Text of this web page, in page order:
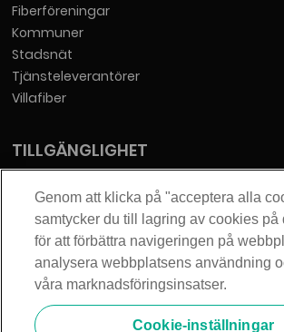
Fiberföreningar
Kommuner
Stadsnät
Tjänsteleverantörer
Villafiber
TILLGÄNGLIGHET
Tillgänglighetsredogörelse
KONTAKT
Telia Sverige AB
Orgnummer: 556430-0142
Säte: Stockholm
Genom att klicka på "acceptera alla
samtycker du till lagring av cookies på
för att förbättra navigeringen på
analysera webbplatsens användning
våra marknadsföringsinsatser.
Cookie-inställningar